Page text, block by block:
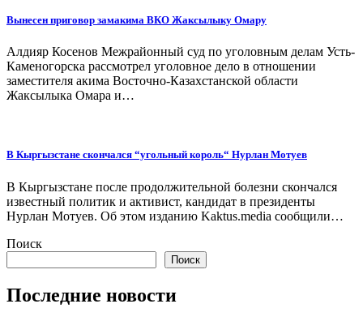
Вынесен приговор замакима ВКО Жаксылыку Омару
Алдияр Косенов Межрайонный суд по уголовным делам Усть-
Каменогорска рассмотрел уголовное дело в отношении
заместителя акима Восточно-Казахстанской области
Жаксылыка Омара и…
В Кыргызстане скончался “угольный король“ Нурлан Мотуев
В Кыргызстане после продолжительной болезни скончался
известный политик и активист, кандидат в президенты
Нурлан Мотуев. Об этом изданию Kaktus.media сообщили…
Поиск
Поиск
Последние новости